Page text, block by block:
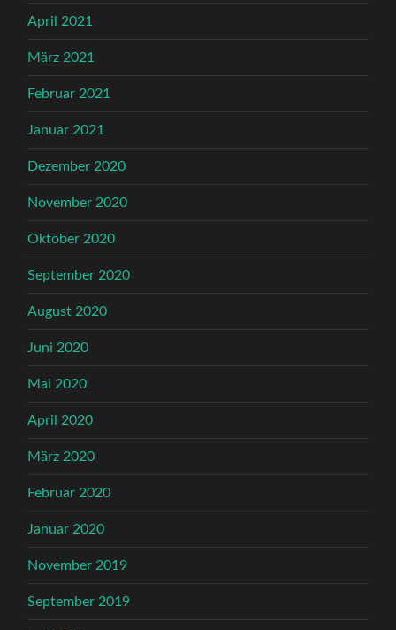
April 2021
März 2021
Februar 2021
Januar 2021
Dezember 2020
November 2020
Oktober 2020
September 2020
August 2020
Juni 2020
Mai 2020
April 2020
März 2020
Februar 2020
Januar 2020
November 2019
September 2019